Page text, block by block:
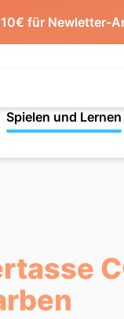
10€ für Newletter-
Spielen und Lernen